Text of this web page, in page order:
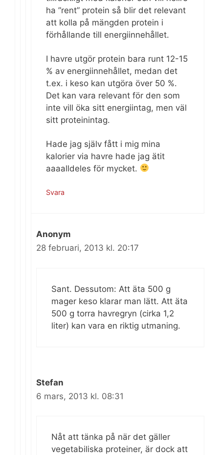
ha ”rent” protein så blir det relevant
att kolla på mängden protein i
förhållande till energiinnehållet.
I havre utgör protein bara runt 12-15
% av energiinnehållet, medan det
t.ex. i keso kan utgöra över 50 %.
Det kan vara relevant för den som
inte vill öka sitt energiintag, men väl
sitt proteinintag.
Hade jag själv fått i mig mina
kalorier via havre hade jag ätit
aaaalldeles för mycket.
Svara
Anonym
28 februari, 2013 kl. 20:17
Sant. Dessutom: Att äta 500 g
mager keso klarar man lätt. Att äta
500 g torra havregryn (cirka 1,2
liter) kan vara en riktig utmaning.
Stefan
6 mars, 2013 kl. 08:31
Nåt att tänka på när det gäller
vegetabiliska proteiner, är dock att